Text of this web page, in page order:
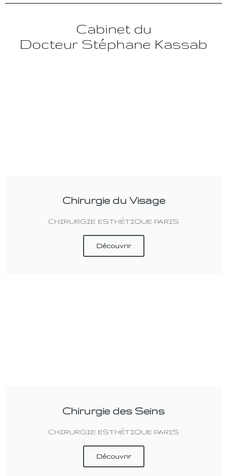
Cabinet du
Docteur Stéphane Kassab
Chirurgie du Visage
CHIRURGIE ESTHÉTIQUE PARIS
Découvrir
Chirurgie des Seins
CHIRURGIE ESTHÉTIQUE PARIS
Découvrir